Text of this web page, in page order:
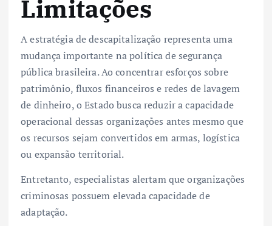
Limitações
A estratégia de descapitalização representa uma
mudança importante na política de segurança
pública brasileira. Ao concentrar esforços sobre
patrimônio, fluxos financeiros e redes de lavagem
de dinheiro, o Estado busca reduzir a capacidade
operacional dessas organizações antes mesmo que
os recursos sejam convertidos em armas, logística
ou expansão territorial.
Entretanto, especialistas alertam que organizações
criminosas possuem elevada capacidade de
adaptação.